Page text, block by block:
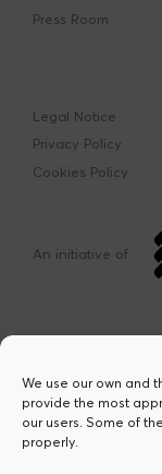
We use our own and
provide the most
our users. Some of
properly.
Press Room
Legal Notice
Privacy Policy
Cookies Policy
An initiative of
This